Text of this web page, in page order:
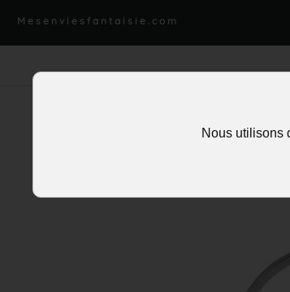
Nous utilisons
Mesenviesfantaisie.com